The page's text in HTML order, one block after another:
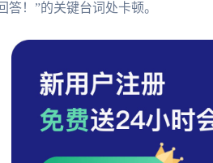
答！”的关键台词处卡顿。